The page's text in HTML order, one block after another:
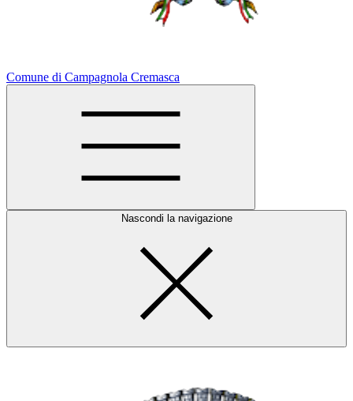
Comune di Campagnola Cremasca
Nascondi la navigazione